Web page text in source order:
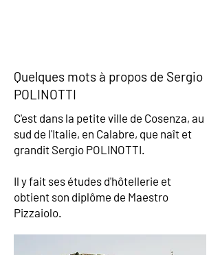
Quelques mots à propos de Sergio
POLINOTTI
C'est dans la petite ville de Cosenza, au
sud de l'Italie, en Calabre, que naît et
grandit Sergio POLINOTTI.
Il y fait ses études d'hôtellerie et
obtient son diplôme de Maestro
Pizzaiolo.